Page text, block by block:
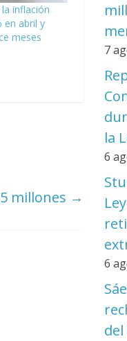
inflación
en abril y
meses
millones →
7
la
6
6